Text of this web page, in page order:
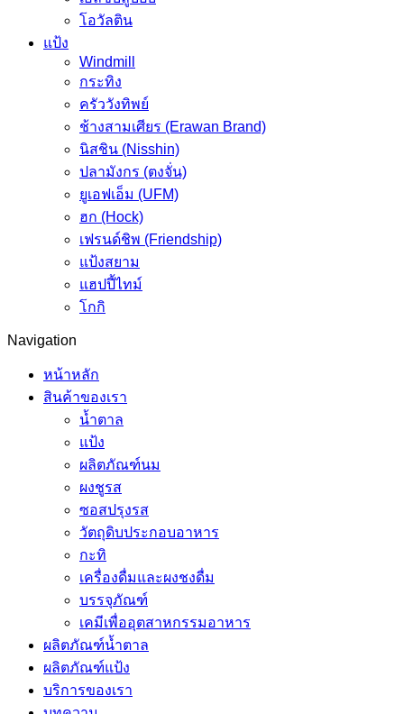
โอวัลติน
แป้ง
Windmill
กระทิง
ครัววังทิพย์
ช้างสามเศียร (Erawan Brand)
นิสชิน (Nisshin)
ปลามังกร (ตงจั่น)
ยูเอฟเอ็ม (UFM)
ฮก (Hock)
เฟรนด์ชิพ (Friendship)
แป้งสยาม
แฮปปี้ไทม์
โกกิ
Navigation
หน้าหลัก
สินค้าของเรา
น้ำตาล
แป้ง
ผลิตภัณฑ์นม
ผงชูรส
ซอสปรุงรส
วัตถุดิบประกอบอาหาร
กะทิ
เครื่องดื่มและผงชงดื่ม
บรรจุภัณฑ์
เคมีเพื่ออุตสาหกรรมอาหาร
ผลิตภัณฑ์น้ำตาล
ผลิตภัณฑ์แป้ง
บริการของเรา